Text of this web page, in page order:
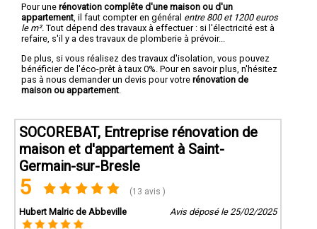
Pour une rénovation complête d'une maison ou d'un
appartement , il faut compter en général entre 800 et 1200 euros
le m². Tout dépend des travaux à effectuer : si l'électricité est à
refaire, s'il y a des travaux de plomberie à prévoir...
De plus, si vous réalisez des travaux d'isolation, vous pouvez
bénéficier de l'éco-prêt à taux 0%. Pour en savoir plus, n'hésitez
pas à nous demander un devis pour votre rénovation de
maison ou appartement
SOCOREBAT, Entreprise rénovation de
maison et d'appartement à Saint-
Germain-sur-Bresle
5 (13 avis )
Hubert Malric de Abbeville Avis déposé le 25/02/2025